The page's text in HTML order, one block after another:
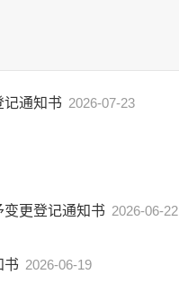
记通知书 2026-07-23
更登记通知书 2026-06-22
书 2026-06-19